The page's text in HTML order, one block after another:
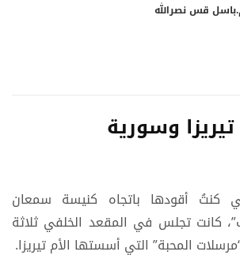
قس نصرالله
وسورية
كنتُ أقودها باتجاه كنيسة سمعان
كانت تجلس في المقعد الخلفي ثلاثة
المحبة” التي أسستها الأم تيريزا.